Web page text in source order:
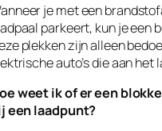
je met een
parkeert, kun je een
plekken zijn alleen
auto’s die aan het
weet ik of er een
een laadpunt?